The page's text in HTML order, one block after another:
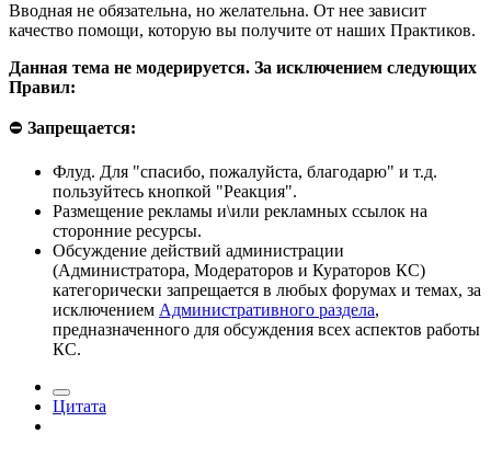
Вводная не обязательна, но желательна. От нее зависит
качество помощи, которую вы получите от наших Практиков.
Данная тема не модерируется. За исключением следующих
Правил:
⛔ Запрещается:
Флуд. Для "спасибо, пожалуйста, благодарю" и т.д.
пользуйтесь кнопкой "Реакция".
Размещение рекламы и\или рекламных ссылок на
сторонние ресурсы.
Обсуждение действий администрации
(Администратора, Модераторов и Кураторов КС)
категорически запрещается в любых форумах и темах, за
исключением Административного раздела,
предназначенного для обсуждения всех аспектов работы
КС.
Цитата